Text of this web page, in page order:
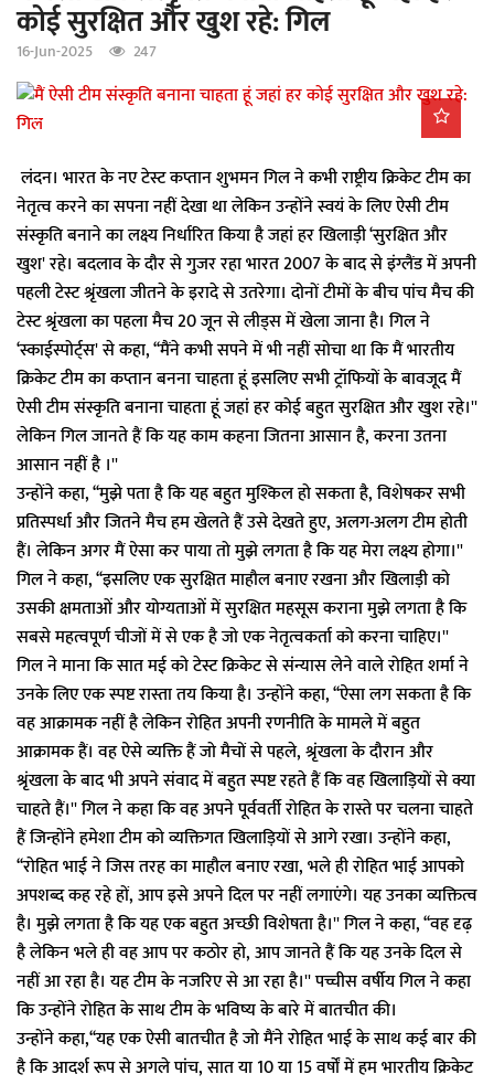
a
t
o
n
कोई सुरक्षित और खुश रहे: गिल
16-Jun-2025 247
लंदन। भारत के नए टेस्ट कप्तान शुभमन गिल ने कभी राष्ट्रीय क्रिकेट टीम का
नेतृत्व करने का सपना नहीं देखा था लेकिन उन्होंने स्वयं के लिए ऐसी टीम
संस्कृति बनाने का लक्ष्य निर्धारित किया है जहां हर खिलाड़ी ‘सुरक्षित और
खुश' रहे। बदलाव के दौर से गुजर रहा भारत 2007 के बाद से इंग्लैंड में अपनी
पहली टेस्ट श्रृंखला जीतने के इरादे से उतरेगा। दोनों टीमों के बीच पांच मैच की
टेस्ट श्रृंखला का पहला मैच 20 जून से लीड्स में खेला जाना है। गिल ने
‘स्काईस्पोर्ट्स' से कहा, ‘‘मैंने कभी सपने में भी नहीं सोचा था कि मैं भारतीय
क्रिकेट टीम का कप्तान बनना चाहता हूं इसलिए सभी ट्रॉफियों के बावजूद मैं
ऐसी टीम संस्कृति बनाना चाहता हूं जहां हर कोई बहुत सुरक्षित और खुश रहे।''
लेकिन गिल जानते हैं कि यह काम कहना जितना आसान है, करना उतना
आसान नहीं है ।''
उन्होंने कहा, ‘‘मुझे पता है कि यह बहुत मुश्किल हो सकता है, विशेषकर सभी
प्रतिस्पर्धा और जितने मैच हम खेलते हैं उसे देखते हुए, अलग-अलग टीम होती
हैं। लेकिन अगर मैं ऐसा कर पाया तो मुझे लगता है कि यह मेरा लक्ष्य होगा।''
गिल ने कहा, ‘‘इसलिए एक सुरक्षित माहौल बनाए रखना और खिलाड़ी को
उसकी क्षमताओं और योग्यताओं में सुरक्षित महसूस कराना मुझे लगता है कि
सबसे महत्वपूर्ण चीजों में से एक है जो एक नेतृत्वकर्ता को करना चाहिए।''
गिल ने माना कि सात मई को टेस्ट क्रिकेट से संन्यास लेने वाले रोहित शर्मा ने
उनके लिए एक स्पष्ट रास्ता तय किया है। उन्होंने कहा, ‘‘ऐसा लग सकता है कि
वह आक्रामक नहीं है लेकिन रोहित अपनी रणनीति के मामले में बहुत
आक्रामक हैं। वह ऐसे व्यक्ति हैं जो मैचों से पहले, श्रृंखला के दौरान और
श्रृंखला के बाद भी अपने संवाद में बहुत स्पष्ट रहते हैं कि वह खिलाड़ियों से क्या
चाहते हैं।'' गिल ने कहा कि वह अपने पूर्ववर्ती रोहित के रास्ते पर चलना चाहते
हैं जिन्होंने हमेशा टीम को व्यक्तिगत खिलाड़ियों से आगे रखा। उन्होंने कहा,
‘‘रोहित भाई ने जिस तरह का माहौल बनाए रखा, भले ही रोहित भाई आपको
अपशब्द कह रहे हों, आप इसे अपने दिल पर नहीं लगाएंगे। यह उनका व्यक्तित्व
है। मुझे लगता है कि यह एक बहुत अच्छी विशेषता है।'' गिल ने कहा, ‘‘वह दृढ़
है लेकिन भले ही वह आप पर कठोर हो, आप जानते हैं कि यह उनके दिल से
नहीं आ रहा है। यह टीम के नजरिए से आ रहा है।'' पच्चीस वर्षीय गिल ने कहा
कि उन्होंने रोहित के साथ टीम के भविष्य के बारे में बातचीत की।
उन्होंने कहा,‘‘यह एक ऐसी बातचीत है जो मैंने रोहित भाई के साथ कई बार की
है कि आदर्श रूप से अगले पांच, सात या 10 या 15 वर्षों में हम भारतीय क्रिकेट